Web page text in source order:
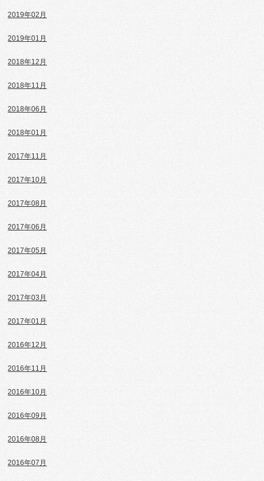
2019年02月
2019年01月
2018年12月
2018年11月
2018年06月
2018年01月
2017年11月
2017年10月
2017年08月
2017年06月
2017年05月
2017年04月
2017年03月
2017年01月
2016年12月
2016年11月
2016年10月
2016年09月
2016年08月
2016年07月